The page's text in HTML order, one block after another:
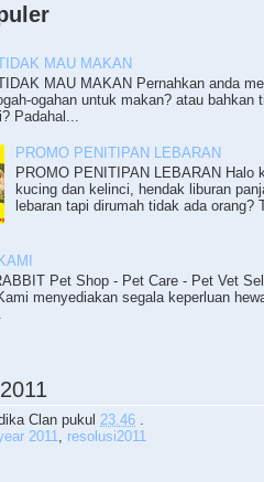
MAU MAKAN
MAU MAKAN Pernahkan anda
ogahan untuk makan? atau bahkan
Padahal...
PROMO PENITIPAN LEBARAN
PROMO PENITIPAN LEBARAN Halo
kucing dan kelinci, hendak liburan
lebaran tapi dirumah tidak ada orang?
Pet Shop - Pet Care - Pet Vet
menyediakan segala keperluan
Clan pukul 23.46 .
2011, resolusi2011